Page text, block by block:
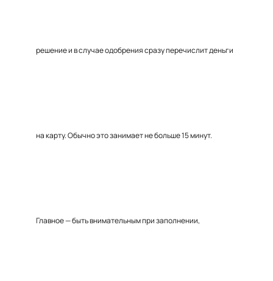
решение и в случае одобрения сразу перечислит деньги
на карту. Обычно это занимает не больше 15 минут.
Главное — быть внимательным при заполнении,